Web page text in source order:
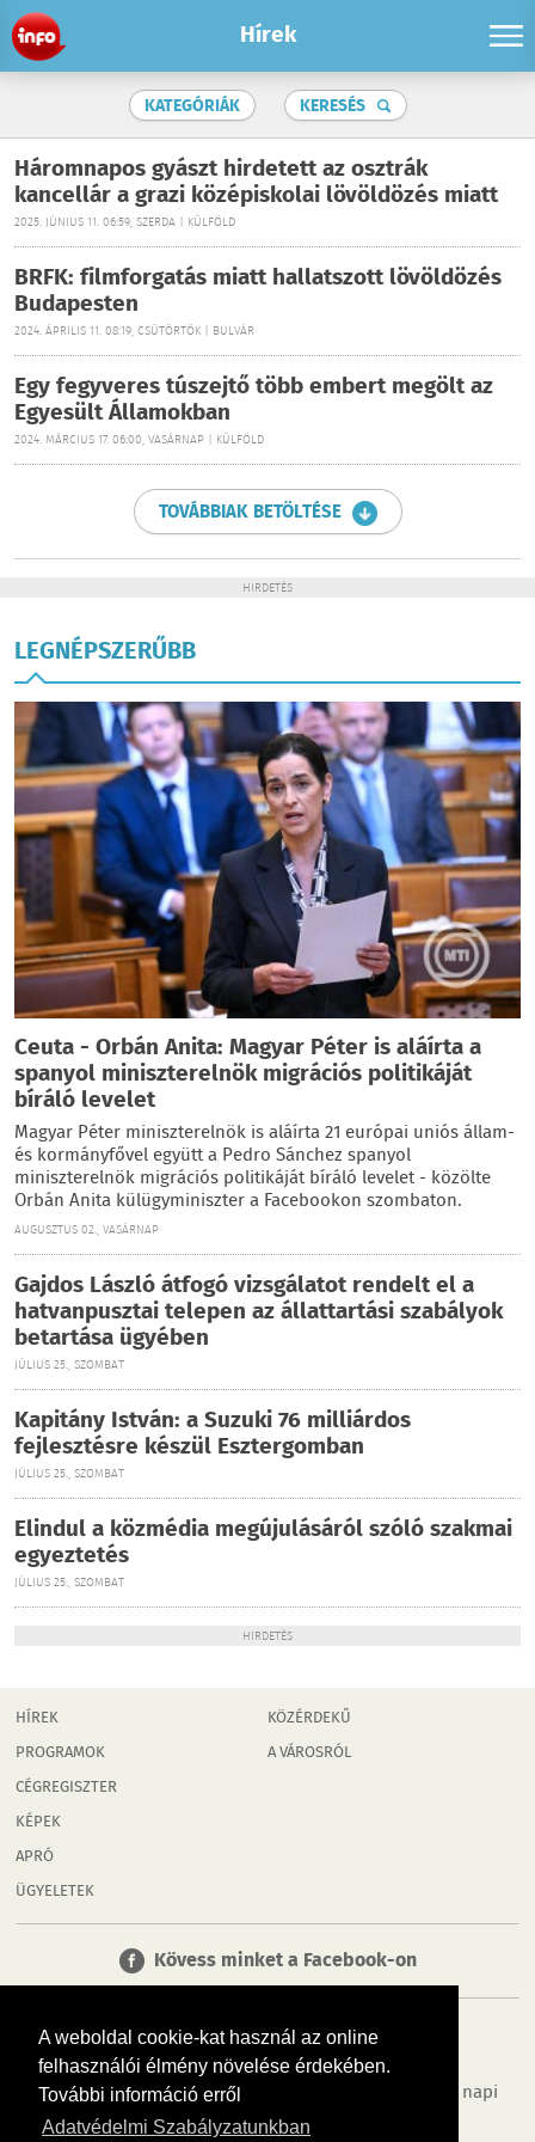
A weboldal cookie-kat használ az online
felhasználói élmény növelése érdekében.
További információ erről
Adatvédelmi Szabályzatunkban
Hírek
KATEGÓRIÁK KERESÉS
Háromnapos gyászt hirdetett az osztrák
kancellár a grazi középiskolai lövöldözés miatt
2025. JÚNIUS 11. 06:59, SZERDA | KÜLFÖLD
BRFK: filmforgatás miatt hallatszott lövöldözés
Budapesten
2024. ÁPRILIS 11. 08:19, CSÜTÖRTÖK | BULVÁR
Egy fegyveres túszejtő több embert megölt az
Egyesült Államokban
2024. MÁRCIUS 17. 06:00, VASÁRNAP | KÜLFÖLD
TOVÁBBIAK BETÖLTÉSE
HIRDETÉS
LEGNÉPSZERŰBB
Ceuta - Orbán Anita: Magyar Péter is aláírta a
spanyol miniszterelnök migrációs politikáját
bíráló levelet
Magyar Péter miniszterelnök is aláírta 21 európai uniós állam-
és kormányfővel együtt a Pedro Sánchez spanyol
miniszterelnök migrációs politikáját bíráló levelet - közölte
Orbán Anita külügyminiszter a Facebookon szombaton.
AUGUSZTUS 02., VASÁRNAP
Gajdos László átfogó vizsgálatot rendelt el a
hatvanpusztai telepen az állattartási szabályok
betartása ügyében
JÚLIUS 25., SZOMBAT
Kapitány István: a Suzuki 76 milliárdos
fejlesztésre készül Esztergomban
JÚLIUS 25., SZOMBAT
Elindul a közmédia megújulásáról szóló szakmai
egyeztetés
JÚLIUS 25., SZOMBAT
HIRDETÉS
HÍREK
PROGRAMOK
CÉGREGISZTER
KÉPEK
APRÓ
ÜGYELETEK
KÖZÉRDEKŰ
A VÁROSRÓL
Kövess minket a Facebook-on
Tudj meg többet városodról! Hírek, programok, képek, napi
menü, cégek…. és minden, ami Győr